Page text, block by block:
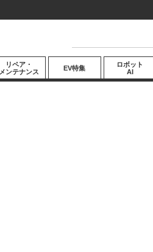
リペア・
メンテナンス
EV特集
ロボット
AI